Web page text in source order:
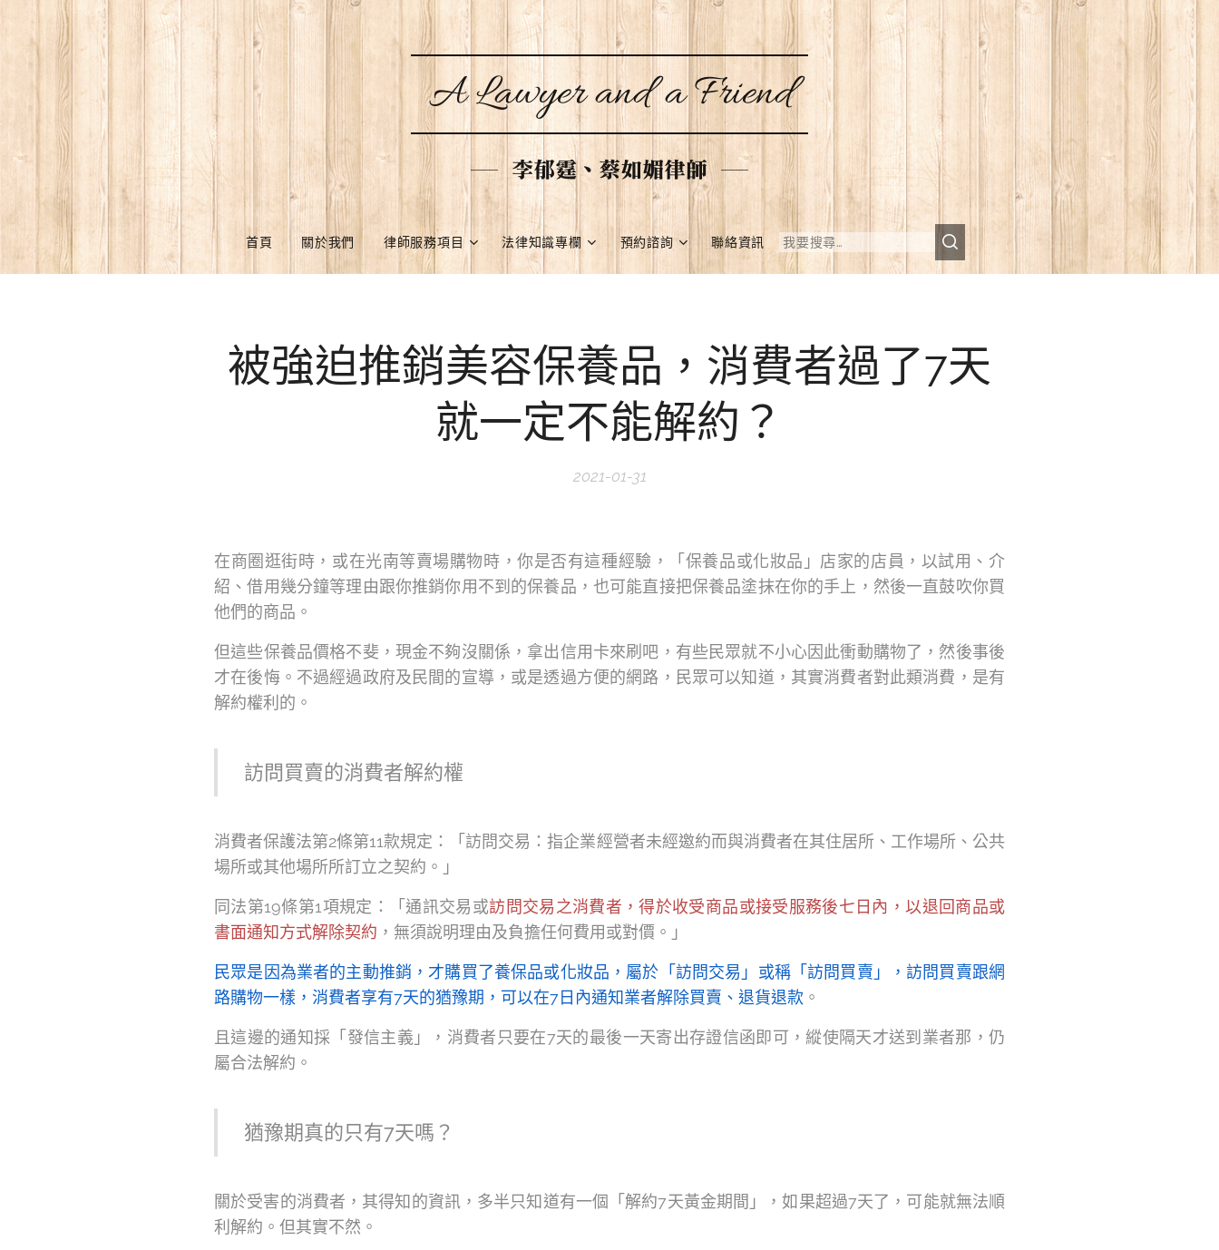
A Lawyer and a Friend
李郁霆、蔡如媚律師
首頁 關於我們 律師服務項目 法律知識專欄 預約諮詢 聯絡資訊
被強迫推銷美容保養品，消費者過了7天
就一定不能解約？
2021-01-31
在商圈逛街時，或在光南等賣場購物時，你是否有這種經驗，「保養品或化妝品」店家的店員，以試用、介
紹、借用幾分鐘等理由跟你推銷你用不到的保養品，也可能直接把保養品塗抹在你的手上，然後一直鼓吹你買
他們的商品。
但這些保養品價格不斐，現金不夠沒關係，拿出信用卡來刷吧，有些民眾就不小心因此衝動購物了，然後事後
才在後悔。不過經過政府及民間的宣導，或是透過方便的網路，民眾可以知道，其實消費者對此類消費，是有
解約權利的。
訪問買賣的消費者解約權
消費者保護法第2條第11款規定：「訪問交易：指企業經營者未經邀約而與消費者在其住居所、工作場所、公共
場所或其他場所所訂立之契約。」
同法第19條第1項規定：「通訊交易或訪問交易之消費者，得於收受商品或接受服務後七日內，以退回商品或
書面通知方式解除契約 ，無須說明理由及負擔任何費用或對價。」
民眾是因為業者的主動推銷，才購買了養保品或化妝品，屬於「訪問交易」或稱「訪問買賣」，訪問買賣跟網
路購物一樣，消費者享有7天的猶豫期，可以在7日內通知業者解除買賣、退貨退款 。
且這邊的通知採「發信主義」，消費者只要在7天的最後一天寄出存證信函即可，縱使隔天才送到業者那，仍
屬合法解約。
猶豫期真的只有7天嗎？
關於受害的消費者，其得知的資訊，多半只知道有一個「解約7天黃金期間」，如果超過7天了，可能就無法順
利解約。但其實不然。